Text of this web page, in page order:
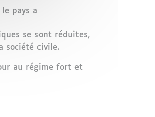
pays a
se sont réduites,
société civile.
au régime fort et